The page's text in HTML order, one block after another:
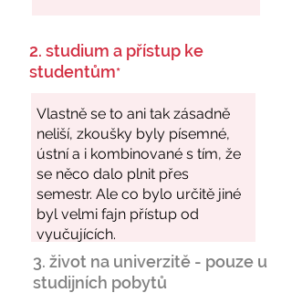
2. studium a přístup ke
studentům*
3. život na univerzitě - pouze u
studijních pobytů